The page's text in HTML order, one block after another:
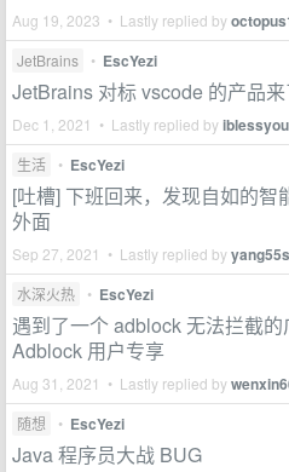
Aug 19, 2023 • Lastly replied by
JetBrains • EscYezi
JetBrains 对标 vscode 的产品来
Dec 1, 2021 • Lastly replied byiblessyou
生活 • EscYezi
[吐槽] 下班回来，发现自如的智
外面
Sep 27, 2021 • Lastly replied by
水深火热 • EscYezi
遇到了一个 adblock 无法拦截
Adblock 用户专享
Aug 31, 2021 • Lastly replied by
随想 • EscYezi
Java 程序员大战 BUG